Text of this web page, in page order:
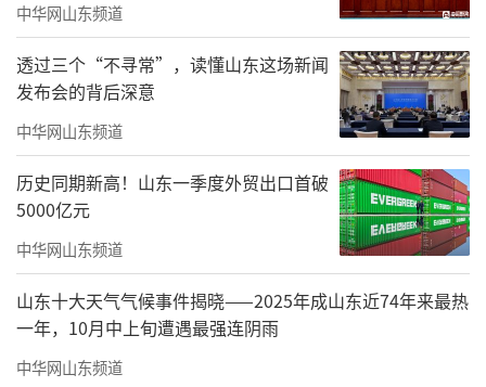
随着时光的流转，他们的步伐轻移至中华
艺术空间，那里陈列着一幅幅书画艺术的瑰
宝。梁洪文董事长引领赵孟君穿梭于艺术的长
中华网山东频道
透过三个“不寻常”，读懂山东这场新闻
发布会的背后深意
中华网山东频道
历史同期新高！山东一季度外贸出口首破
5000亿元
中华网山东频道
山东十大天气气候事件揭晓——2025年成山东近74年来最热
一年，10月中上旬遭遇最强连阴雨
中华网山东频道